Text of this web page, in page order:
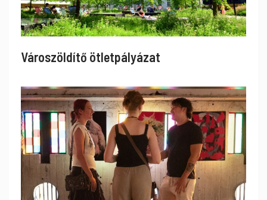
Városzöldítő ötletpályázat